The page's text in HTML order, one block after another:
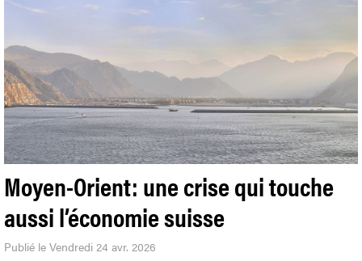
Moyen-Orient: une crise qui touche
aussi l’économie suisse
Publié le Vendredi 24 avr. 2026